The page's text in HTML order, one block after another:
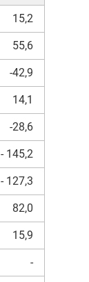
15,2
55,6
-42,9
14,1
-28,6
- 145,2
- 127,3
82,0
15,9
-